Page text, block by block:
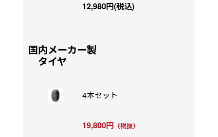
12,980円(税込)
国内メーカー製
タイヤ
4本セット
19,800円 （税抜）